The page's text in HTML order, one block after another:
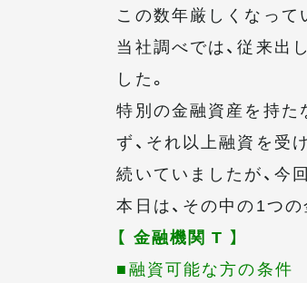
この数年厳しくなって
当社調べでは、従来出
した。
特別の金融資産を持た
ず、それ以上融資を受
続いていましたが、今
本日は、その中の1つ
【 金融機関 T 】
■融資可能な方の条件